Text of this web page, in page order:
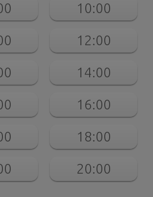
10:00
12:00
14:00
16:00
18:00
20:00